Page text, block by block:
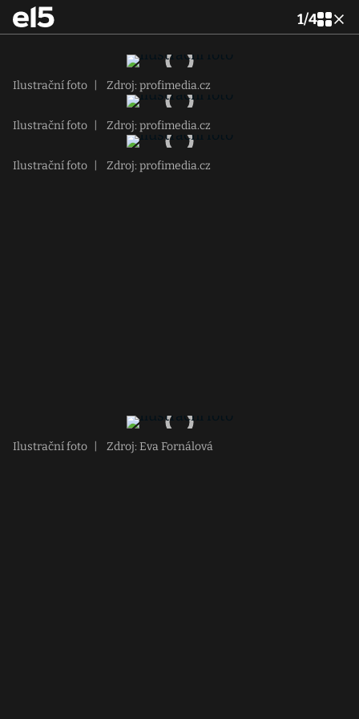
1/4
Ilustrační foto Zdroj: profimedia.cz
Ilustrační foto Zdroj: profimedia.cz
Ilustrační foto Zdroj: profimedia.cz
Ilustrační foto Zdroj: Eva Fornálová